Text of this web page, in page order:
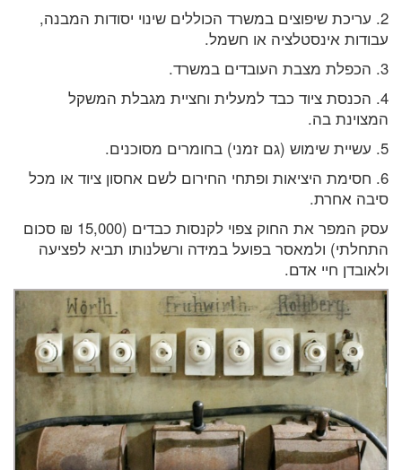
2. עריכת שיפוצים במשרד הכוללים שינוי יסודות המבנה,
עבודות אינסטלציה או חשמל.
3. הכפלת מצבת העובדים במשרד.
4. הכנסת ציוד כבד למעלית וחציית מגבלת המשקל
המצוינת בה.
5. עשיית שימוש (גם זמני) בחומרים מסוכנים.
6. חסימת היציאות ופתחי החירום לשם אחסון ציוד או מכל
סיבה אחרת.
עסק המפר את החוק צפוי לקנסות כבדים (15,000 ₪ סכום
התחלתי) ולמאסר בפועל במידה ורשלנותו תביא לפציעה
ולאובדן חיי אדם.